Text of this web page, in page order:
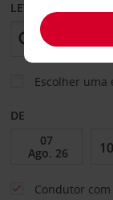
LEVANTAR EM
Escolher uma
DE
Condutor